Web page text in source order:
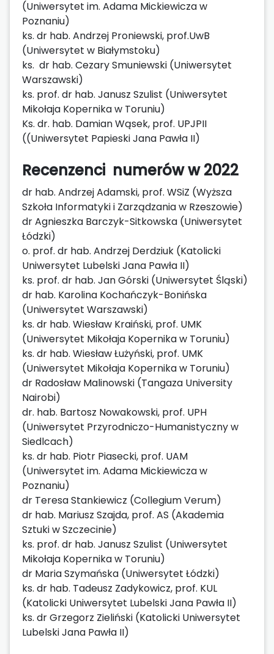
(Uniwersytet im. Adama Mickiewicza w
Poznaniu)
ks. dr hab. Andrzej Proniewski, prof.UwB
(Uniwersytet w Białymstoku)
ks. dr hab. Cezary Smuniewski (Uniwersytet
Warszawski)
ks. prof. dr hab. Janusz Szulist (Uniwersytet
Mikołaja Kopernika w Toruniu)
Ks. dr. hab. Damian Wąsek, prof. UPJPII
((Uniwersytet Papieski Jana Pawła II)
Recenzenci numerów w 2022
dr hab. Andrzej Adamski, prof. WSiZ (Wyższa
Szkoła Informatyki i Zarządzania w Rzeszowie)
dr Agnieszka Barczyk-Sitkowska (Uniwersytet
Łódzki)
o. prof. dr hab. Andrzej Derdziuk (Katolicki
Uniwersytet Lubelski Jana Pawła II)
ks. prof. dr hab. Jan Górski (Uniwersytet Śląski)
dr hab. Karolina Kochańczyk-Bonińska
(Uniwersytet Warszawski)
ks. dr hab. Wiesław Kraiński, prof. UMK
(Uniwersytet Mikołaja Kopernika w Toruniu)
ks. dr hab. Wiesław Łużyński, prof. UMK
(Uniwersytet Mikołaja Kopernika w Toruniu)
dr Radosław Malinowski (Tangaza University
Nairobi)
dr. hab. Bartosz Nowakowski, prof. UPH
(Uniwersytet Przyrodniczo-Humanistyczny w
Siedlcach)
ks. dr hab. Piotr Piasecki, prof. UAM
(Uniwersytet im. Adama Mickiewicza w
Poznaniu)
dr Teresa Stankiewicz (Collegium Verum)
dr hab. Mariusz Szajda, prof. AS (Akademia
Sztuki w Szczecinie)
ks. prof. dr hab. Janusz Szulist (Uniwersytet
Mikołaja Kopernika w Toruniu)
dr Maria Szymańska (Uniwersytet Łódzki)
ks. dr hab. Tadeusz Zadykowicz, prof. KUL
(Katolicki Uniwersytet Lubelski Jana Pawła II)
ks. dr Grzegorz Zieliński (Katolicki Uniwersytet
Lubelski Jana Pawła II)